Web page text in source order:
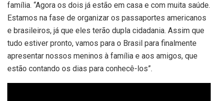
família. “Agora os dois já estão em casa e com muita saúde.
Estamos na fase de organizar os passaportes americanos
e brasileiros, já que eles terão dupla cidadania. Assim que
tudo estiver pronto, vamos para o Brasil para finalmente
apresentar nossos meninos à família e aos amigos, que
estão contando os dias para conhecê-los”.